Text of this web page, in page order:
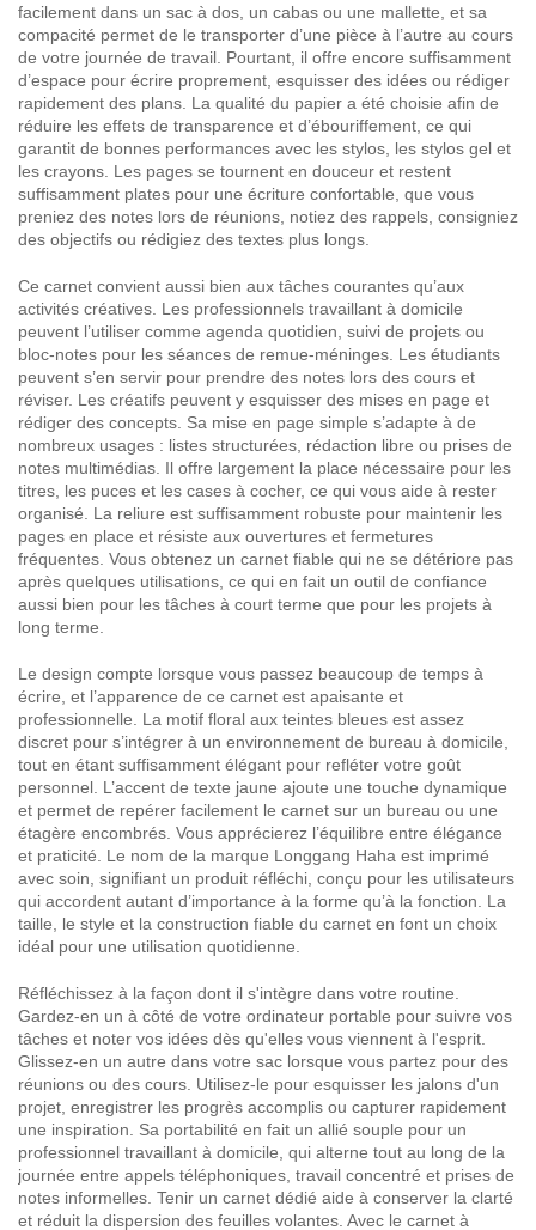
facilement dans un sac à dos, un cabas ou une mallette, et sa
compacité permet de le transporter d’une pièce à l’autre au cours
de votre journée de travail. Pourtant, il offre encore suffisamment
d’espace pour écrire proprement, esquisser des idées ou rédiger
rapidement des plans. La qualité du papier a été choisie afin de
réduire les effets de transparence et d’ébouriffement, ce qui
garantit de bonnes performances avec les stylos, les stylos gel et
les crayons. Les pages se tournent en douceur et restent
suffisamment plates pour une écriture confortable, que vous
preniez des notes lors de réunions, notiez des rappels, consigniez
des objectifs ou rédigiez des textes plus longs.
Ce carnet convient aussi bien aux tâches courantes qu’aux
activités créatives. Les professionnels travaillant à domicile
peuvent l’utiliser comme agenda quotidien, suivi de projets ou
bloc-notes pour les séances de remue-méninges. Les étudiants
peuvent s’en servir pour prendre des notes lors des cours et
réviser. Les créatifs peuvent y esquisser des mises en page et
rédiger des concepts. Sa mise en page simple s’adapte à de
nombreux usages : listes structurées, rédaction libre ou prises de
notes multimédias. Il offre largement la place nécessaire pour les
titres, les puces et les cases à cocher, ce qui vous aide à rester
organisé. La reliure est suffisamment robuste pour maintenir les
pages en place et résiste aux ouvertures et fermetures
fréquentes. Vous obtenez un carnet fiable qui ne se détériore pas
après quelques utilisations, ce qui en fait un outil de confiance
aussi bien pour les tâches à court terme que pour les projets à
long terme.
Le design compte lorsque vous passez beaucoup de temps à
écrire, et l’apparence de ce carnet est apaisante et
professionnelle. La motif floral aux teintes bleues est assez
discret pour s’intégrer à un environnement de bureau à domicile,
tout en étant suffisamment élégant pour refléter votre goût
personnel. L’accent de texte jaune ajoute une touche dynamique
et permet de repérer facilement le carnet sur un bureau ou une
étagère encombrés. Vous apprécierez l’équilibre entre élégance
et praticité. Le nom de la marque Longgang Haha est imprimé
avec soin, signifiant un produit réfléchi, conçu pour les utilisateurs
qui accordent autant d’importance à la forme qu’à la fonction. La
taille, le style et la construction fiable du carnet en font un choix
idéal pour une utilisation quotidienne.
Réfléchissez à la façon dont il s'intègre dans votre routine.
Gardez-en un à côté de votre ordinateur portable pour suivre vos
tâches et noter vos idées dès qu'elles vous viennent à l'esprit.
Glissez-en un autre dans votre sac lorsque vous partez pour des
réunions ou des cours. Utilisez-le pour esquisser les jalons d'un
projet, enregistrer les progrès accomplis ou capturer rapidement
une inspiration. Sa portabilité en fait un allié souple pour un
professionnel travaillant à domicile, qui alterne tout au long de la
journée entre appels téléphoniques, travail concentré et prises de
notes informelles. Tenir un carnet dédié aide à conserver la clarté
et réduit la dispersion des feuilles volantes. Avec le carnet à